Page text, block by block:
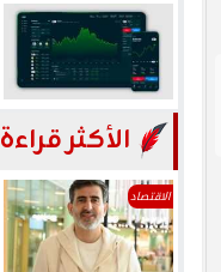
الأكثر قراءة
الاقتصاد